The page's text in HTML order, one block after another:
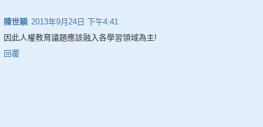
陳世穎 2013年9月24日 下午4:41
因此人權教育議題應該融入各學習領域為主!
回覆